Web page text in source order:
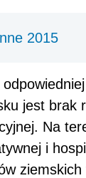
2015
jest brak
Na
i